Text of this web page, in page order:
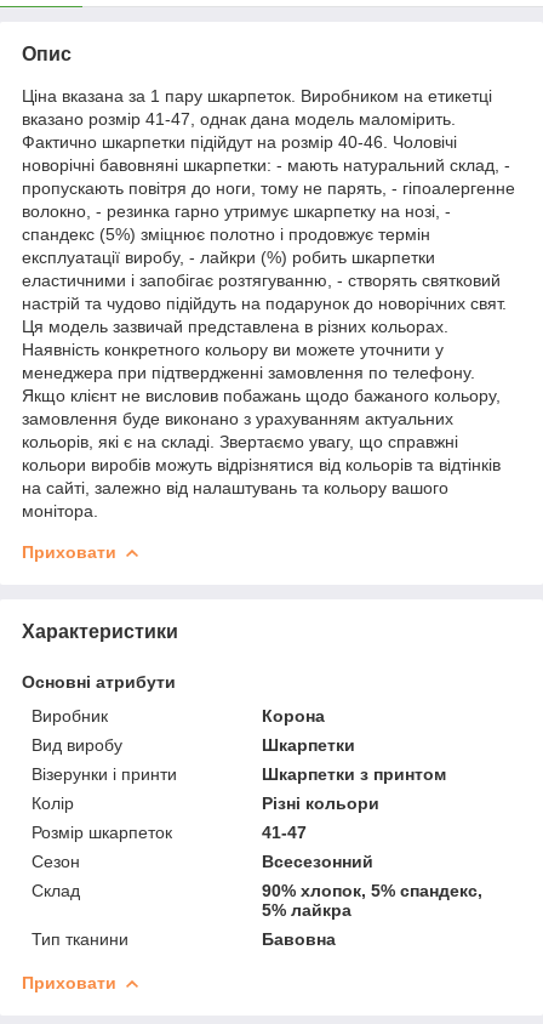
Опис
Ціна вказана за 1 пару шкарпеток. Виробником на етикетці
вказано розмір 41-47, однак дана модель маломірить.
Фактично шкарпетки підійдут на розмір 40-46. Чоловічі
новорічні бавовняні шкарпетки: - мають натуральний склад, -
пропускають повітря до ноги, тому не парять, - гіпоалергенне
волокно, - резинка гарно утримує шкарпетку на нозі, -
спандекс (5%) зміцнює полотно і продовжує термін
експлуатації виробу, - лайкри (%) робить шкарпетки
еластичними і запобігає розтягуванню, - створять святковий
настрій та чудово підійдуть на подарунок до новорічних свят.
Ця модель зазвичай представлена в різних кольорах.
Наявність конкретного кольору ви можете уточнити у
менеджера при підтвердженні замовлення по телефону.
Якщо клієнт не висловив побажань щодо бажаного кольору,
замовлення буде виконано з урахуванням актуальних
кольорів, які є на складі. Звертаємо увагу, що справжні
кольори виробів можуть відрізнятися від кольорів та відтінків
на сайті, залежно від налаштувань та кольору вашого
монітора.
Приховати
Характеристики
Основні атрибути
Виробник
Корона
Вид виробу
Шкарпетки
Візерунки і принти
Шкарпетки з принтом
Колір
Різні кольори
Розмір шкарпеток
41-47
Сезон
Всесезонний
Склад
90% хлопок, 5% спандекс,
5% лайкра
Тип тканини
Бавовна
Приховати